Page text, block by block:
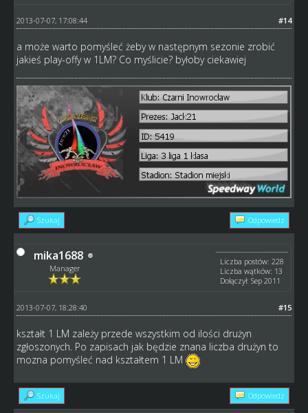
#14
2013-07-07, 17:08:44
a może warto pomyśleć żeby w następnym sezonie zrobić
jakieś play-offy w 1LM? Co myślicie? byłoby ciekawiej
Szukaj Odpowiedz
mika1688
Manager
Liczba postów: 228
Liczba wątków: 13
Dołączył: Sep 2011
#15
2013-07-07, 18:28:40
kształt 1 LM zależy przede wszystkim od ilości drużyn
zgłoszonych. Po zapisach jak będzie znana liczba drużyn to
mozna pomyśleć nad kształtem 1 LM
Szukaj Odpowiedz